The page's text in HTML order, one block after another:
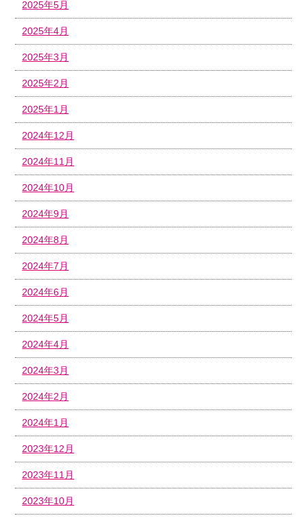
2025年5月
2025年4月
2025年3月
2025年2月
2025年1月
2024年12月
2024年11月
2024年10月
2024年9月
2024年8月
2024年7月
2024年6月
2024年5月
2024年4月
2024年3月
2024年2月
2024年1月
2023年12月
2023年11月
2023年10月